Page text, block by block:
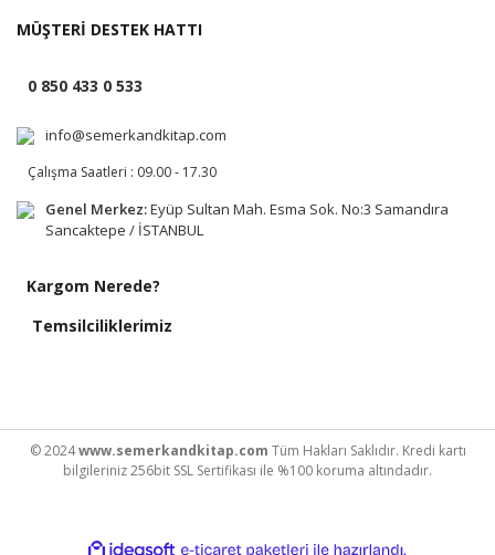
MÜŞTERİ DESTEK HATTI
0 850 433 0 533
info@semerkandkitap.com
Çalışma Saatleri : 09.00 - 17.30
Genel Merkez:Eyüp Sultan Mah. Esma Sok. No:3 Samandıra
Sancaktepe / İSTANBUL
Kargom Nerede?
Temsilciliklerimiz
© 2024www.semerkandkitap.com Tüm Hakları Saklıdır. Kredi kartı
bilgileriniz 256bit SSL Sertifikası ile %100 koruma altındadır.
ideasoft e-